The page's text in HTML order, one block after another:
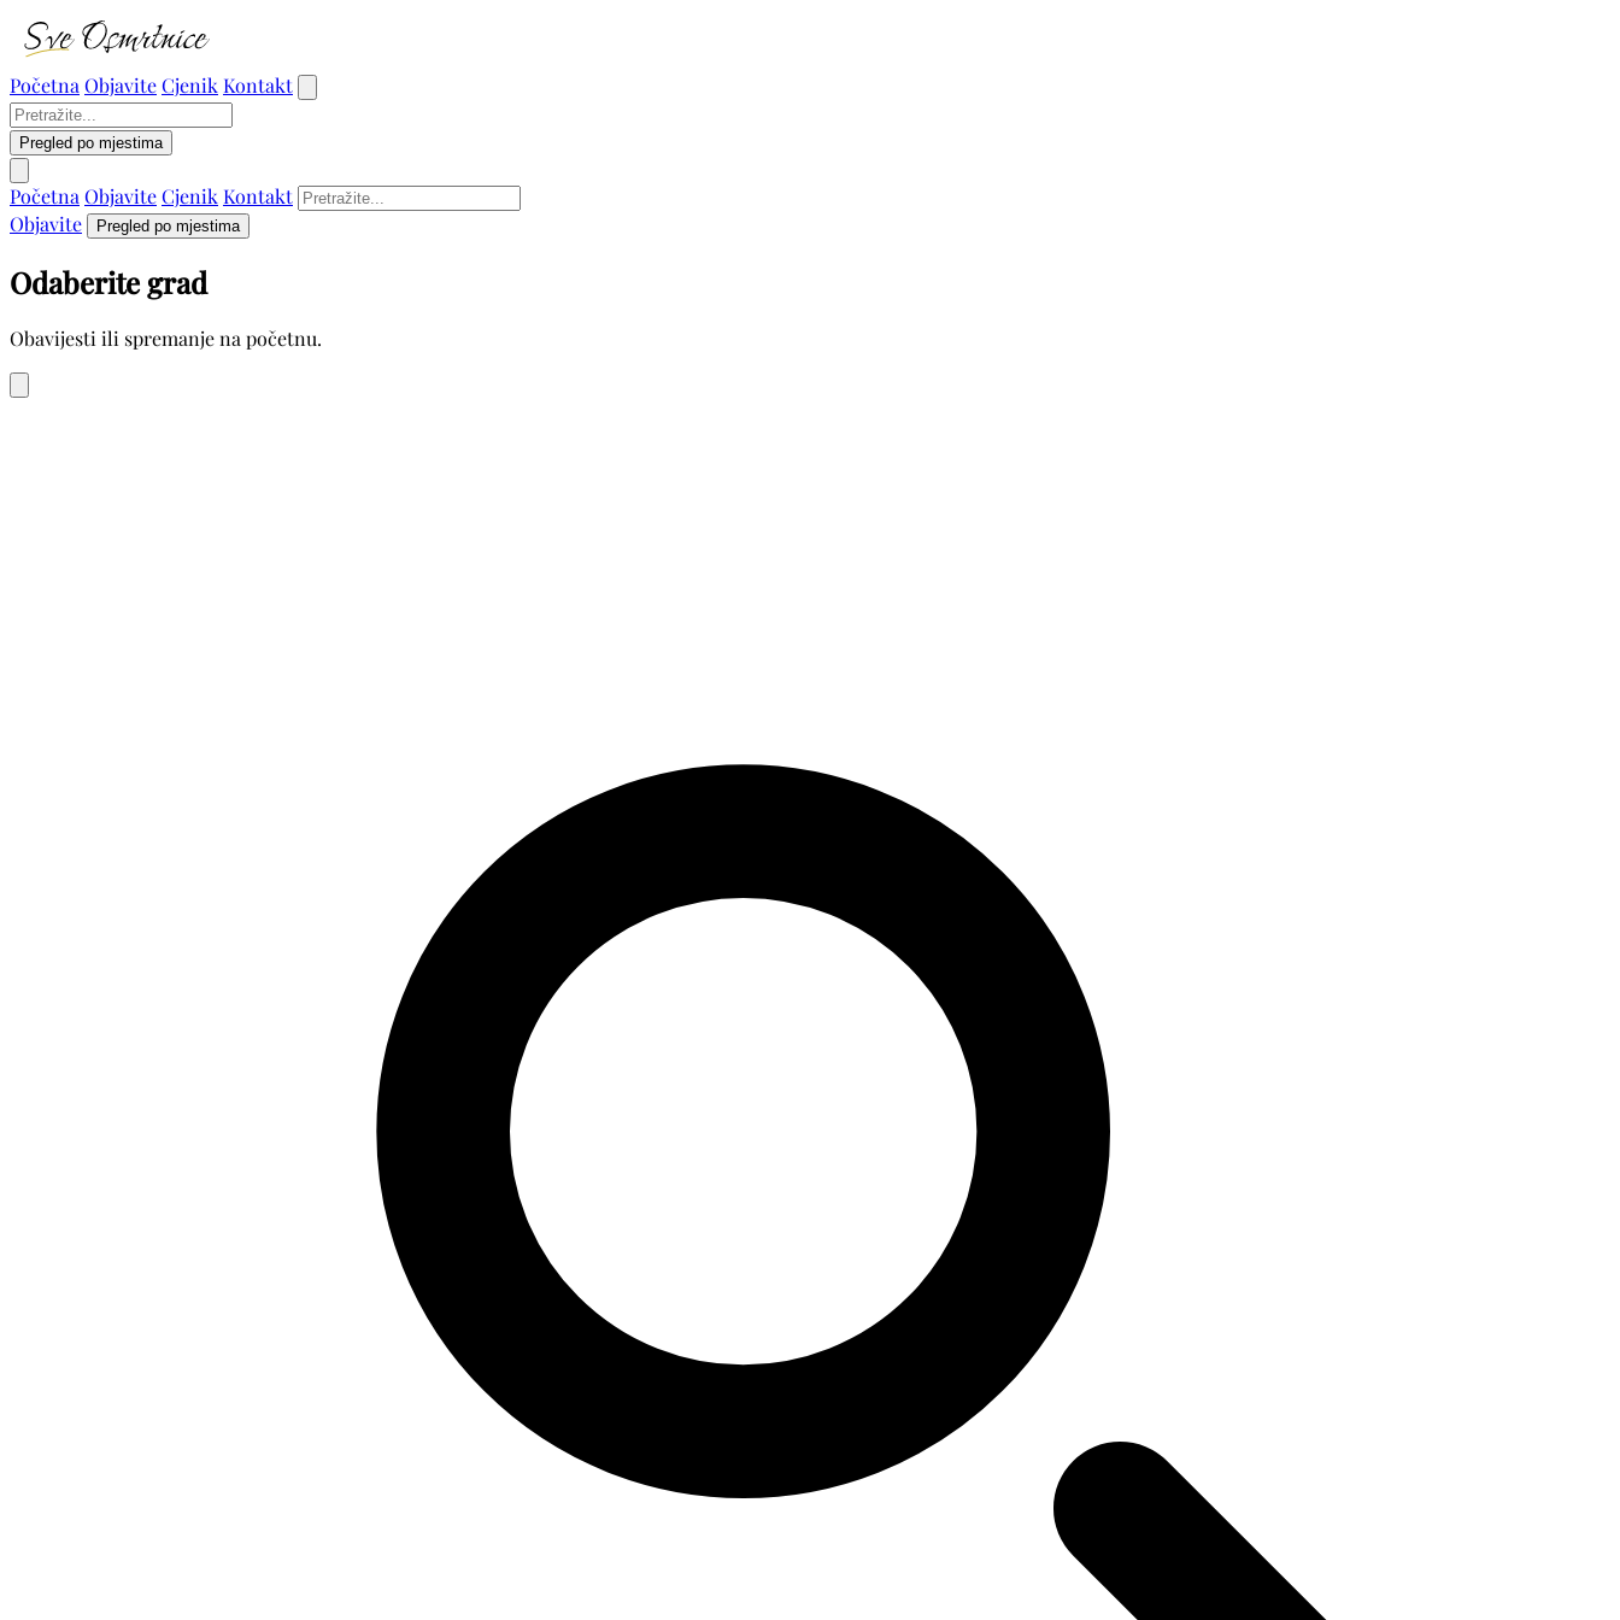
Početna ObjaviteCjenik Kontakt
Pregled po mjestima
Početna ObjaviteCjenik Kontakt
Objavite
Pregled po mjestima
Odaberite grad
Obavijesti ili spremanje na početnu.